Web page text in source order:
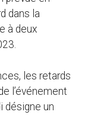
dans la
à deux
les retards
l’événement
désigne un